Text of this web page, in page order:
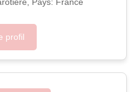
profil